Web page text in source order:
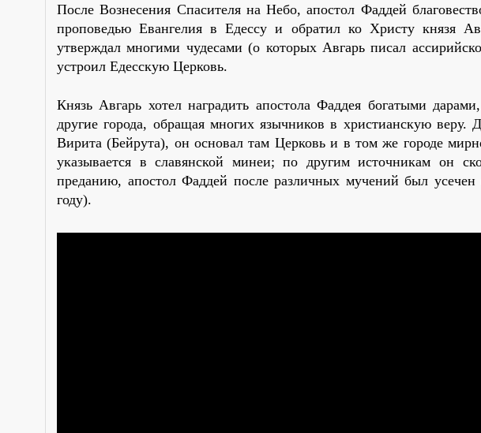
После Вознесения Спасителя на Небо, апостол Фаддей
проповедью Евангелия в Едессу и обратил ко Христу князя
утверждал многими чудесами (о которых Авгарь писал
устроил Едесскую Церковь.
Князь Авгарь хотел наградить апостола Фаддея богатыми
другие города, обращая многих язычников в христианскую веру.
Вирита (Бейрута), он основал там Церковь и в том же городе
указывается в славянской минеи; по другим источникам он
преданию, апостол Фаддей после различных мучений был
году).